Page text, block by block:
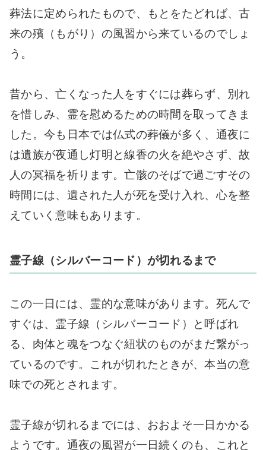
葬法に定められたもので、もとをたどれば、古
来の殯（もがり）の風習から来ているのでしょ
う。
昔から、亡くなった人をすぐには葬らず、別れ
を惜しみ、霊を慰めるための時間を取ってきま
した。今も日本では仏式の葬儀が多く、通夜に
は遺族が夜通し灯明と線香の火を絶やさず、故
人の冥福を祈ります。亡骸のそばで過ごすその
時間には、遺された人が死を受け入れ、心を整
えていく意味もあります。
霊子線（シルバーコード）が切れるまで
この一日には、霊的な意味があります。死んで
すぐは、霊子線（シルバーコード）と呼ばれ
る、肉体と魂をつなぐ紐状のものがまだ繋がっ
ているのです。これが切れたときが、本当の意
味での死とされます。
霊子線が切れるまでには、おおよそ一日かかる
ようです。通夜の風習が一日続くのも、これと